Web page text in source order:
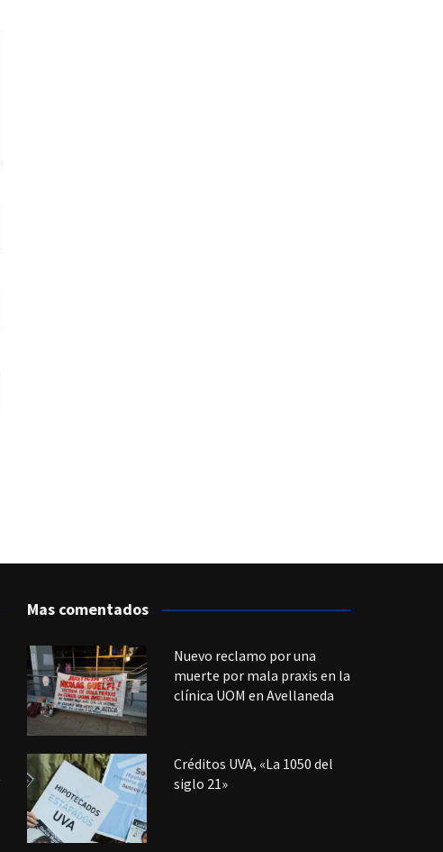
Mas comentados
Nuevo reclamo por una
muerte por mala praxis en la
clínica UOM en Avellaneda
Créditos UVA, «La 1050 del
siglo 21»